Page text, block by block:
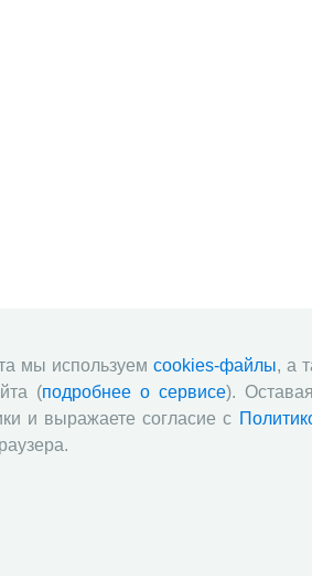
мы используем cookies-файлы, а
(подробнее о сервисе).
и выражаете согласие с